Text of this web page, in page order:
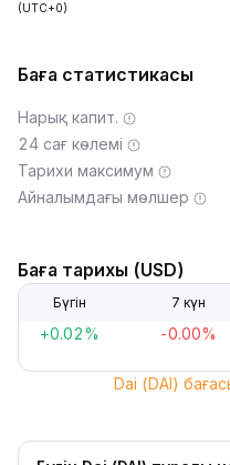
(UTC+0)
Баға статистикасы
Нарық капит.
24 сағ көлемі
Тарихи максимум
Айналымдағы мөлшер
Баға тарихы (USD)
Бүгін 7 күн
+0.02% -0.00%
Dai (DAI)